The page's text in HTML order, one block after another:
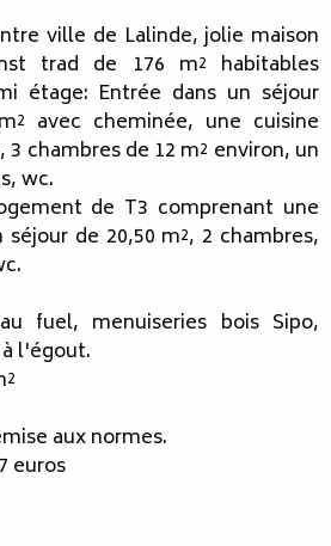
ville de Lalinde, jolie maison
trad de 176 m² habitables
étage: Entrée dans un séjour
avec cheminée, une cuisine
3 chambres de 12 m² environ, un
wc.
de T3 comprenant une
de 20,50 m², 2 chambres,
fuel, menuiseries bois Sipo,
l'égout.
aux normes.
euros